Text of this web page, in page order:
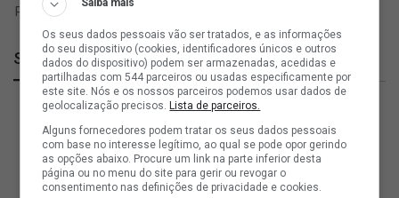
SuperVasco
Saiba mais
Os seus dados pessoais vão ser tratados, e as informações
do seu dispositivo (cookies, identificadores únicos e outros
dados do dispositivo) podem ser armazenadas, acedidas e
partilhadas com 544 parceiros ou usadas especificamente por
este site. Nós e os nossos parceiros podemos usar dados de
geolocalização precisos. Lista de parceiros.
Alguns fornecedores podem tratar os seus dados pessoais
com base no interesse legítimo, ao qual se pode opor gerindo
as opções abaixo. Procure um link na parte inferior desta
página ou no menu do site para gerir ou revogar o
consentimento nas definições de privacidade e cookies.